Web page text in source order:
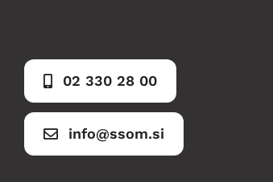
02 330 28 00
info@ssom.si